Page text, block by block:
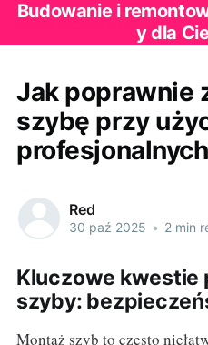
Budowanie i
y dla
Jak poprawnie
szybę przy
Red
30 paź 2025 • 2 min
Kluczowe kwestie
szyby:
Montaż szyb to często